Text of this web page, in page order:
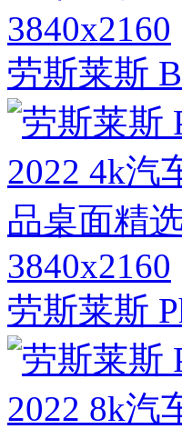
3840x2160
劳斯莱斯
3840x2160
劳斯莱斯